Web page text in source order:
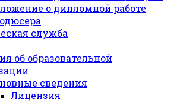
о дипломной работе
служба
об образовательной
сведения
Лицензия